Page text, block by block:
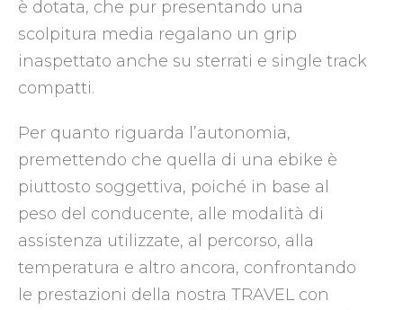
è dotata, che pur presentando una
scolpitura media regalano un grip
inaspettato anche su sterrati e single track
compatti.
Per quanto riguarda l’autonomia,
premettendo che quella di una ebike è
piuttosto soggettiva, poiché in base al
peso del conducente, alle modalità di
assistenza utilizzate, al percorso, alla
temperatura e altro ancora, confrontando
le prestazioni della nostra TRAVEL con